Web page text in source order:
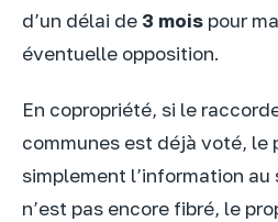
d’un délai de 3 mois pour
éventuelle opposition.
En copropriété, si le
communes est déjà voté, le
simplement l’information au
n’est pas encore fibré, le